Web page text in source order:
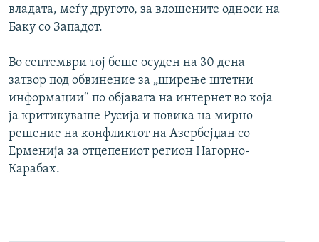
владата, меѓу другото, за влошените односи на
Баку со Западот.
Во септември тој беше осуден на 30 дена
затвор под обвинение за „ширење штетни
информации“ по објавата на интернет во која
ја критикуваше Русија и повика на мирно
решение на конфликтот на Азербејџан со
Ерменија за отцепениот регион Нагорно-
Карабах.